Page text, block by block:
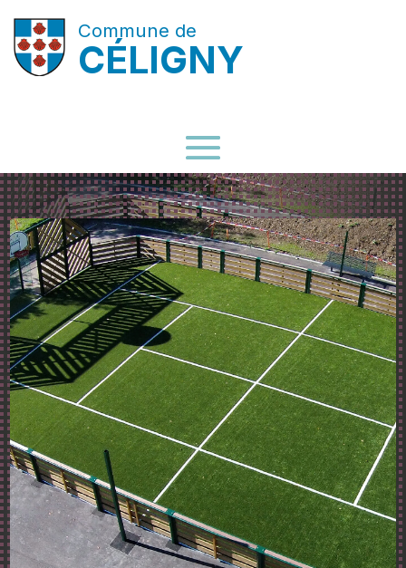
Commune de
CÉLIGNY